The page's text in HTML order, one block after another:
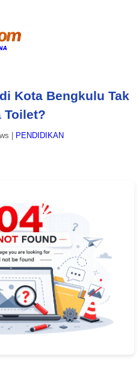
Kota Bengkulu Tak
Toilet?
PENDIDIKAN